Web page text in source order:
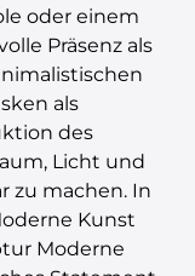
oder einem
Präsenz als
als
des
Licht und
zu machen. In
Kunst
Moderne